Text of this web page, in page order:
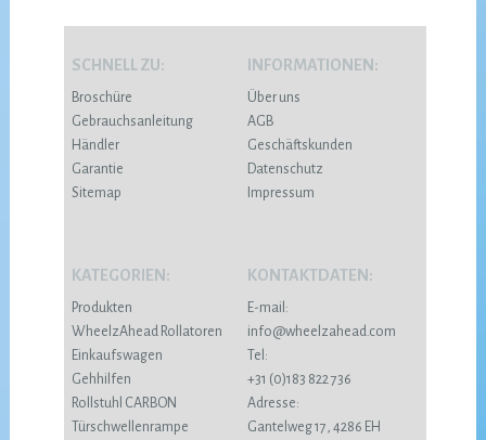
SCHNELL ZU:
Broschüre
Gebrauchsanleitung
Händler
Garantie
Sitemap
INFORMATIONEN:
Über uns
AGB
Geschäftskunden
Datenschutz
Impressum
KATEGORIEN:
Produkten
WheelzAhead Rollatoren
Einkaufswagen
Gehhilfen
Rollstuhl CARBON
Türschwellenrampe
KONTAKTDATEN:
E-mail:
info@wheelzahead.com
Tel:
+31 (0)183 822 736
Adresse:
Gantelweg 17, 4286 EH